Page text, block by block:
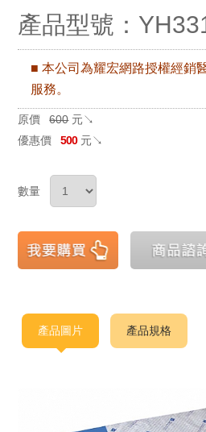
產品型號：
■ 本公司為耀宏網路授權經銷
服務。
原價 600元↘
優惠價
500元↘
數量
產品圖片 產品規格